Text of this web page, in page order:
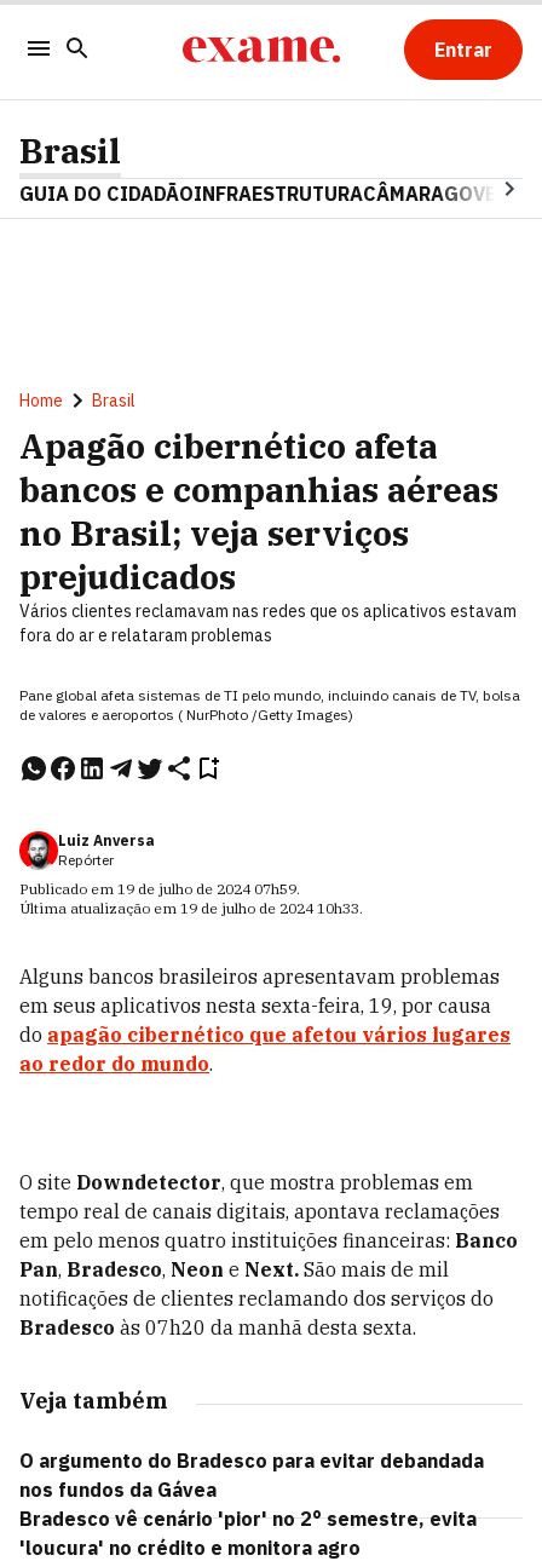
Entrar
Brasil
GUIA DO CIDADÃOINFRAESTRUTURACÂMARAGOVERNO
Home Brasil
Apagão cibernético afeta
bancos e companhias aéreas
no Brasil; veja serviços
prejudicados
Vários clientes reclamavam nas redes que os aplicativos estavam
fora do ar e relataram problemas
Pane global afeta sistemas de TI pelo mundo, incluindo canais de TV, bolsa
de valores e aeroportos ( NurPhoto /Getty Images)
Luiz Anversa
Repórter
Publicado em 19 de julho de 2024 07h59.
Última atualização em 19 de julho de 2024 10h33.
Alguns bancos brasileiros apresentavam problemas
em seus aplicativos nesta sexta-feira, 19, por causa
do apagão cibernético que afetou vários lugares
ao redor do mundo.
O site Downdetector, que mostra problemas em
tempo real de canais digitais, apontava reclamações
em pelo menos quatro instituições financeiras: Banco
Pan, Bradesco, Neon e Next. São mais de mil
notificações de clientes reclamando dos serviços do
Bradesco às 07h20 da manhã desta sexta.
Veja também
O argumento do Bradesco para evitar debandada
nos fundos da Gávea
Bradesco vê cenário 'pior' no 2° semestre, evita
'loucura' no crédito e monitora agro